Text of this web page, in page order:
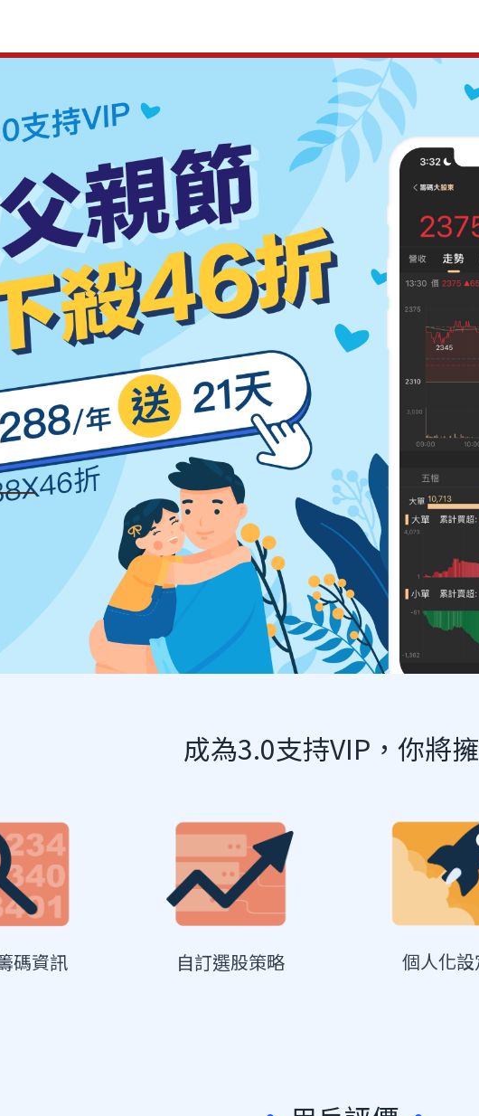
成為3.0支持VIP，你將
碼資訊 自訂選股策略 個人化設